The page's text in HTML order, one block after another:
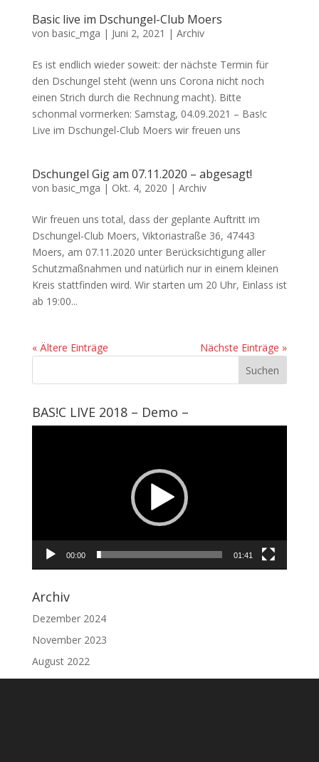
Basic live im Dschungel-Club Moers
von basic_mga | Juni 2, 2021 | Archiv
Es ist endlich wieder soweit: der nächste Termin für
den Dschungel steht (wenn uns Corona nicht noch
einen Strich durch die Rechnung macht). Bitte
schonmal vormerken: Samstag, 04.09.2021 – Bas!c
Live im Dschungel-Club Moers wir freuen uns
Dschungel Gig am 07.11.2020 – abgesagt!
von basic_mga | Okt. 4, 2020 | Archiv
Wir freuen uns total, dass der geplante Auftritt im
Dschungel-Club Moers, Viktoriastraße 36, 47443
Moers, am 07.11.2020 unter Berücksichtigung aller
Schutzmaßnahmen und natürlich nur in einem kleinen
Kreis stattfinden wird. Wir starten um 20 Uhr, Einlass ist
ab 19:00...
« Ältere Einträge Nächste Einträge »
BAS!C LIVE 2018 – Demo –
00:00 01:41
Archiv
Dezember 2024
November 2023
August 2022
Juni 2021